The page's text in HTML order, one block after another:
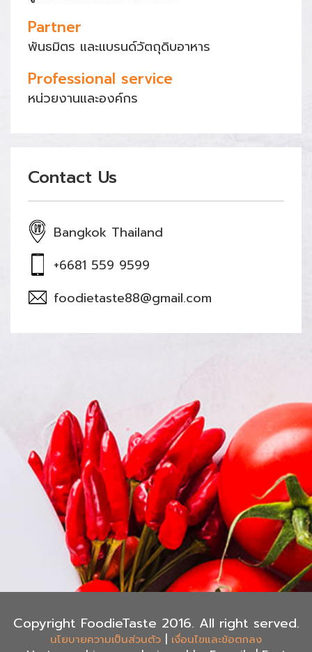
Partner
พันธมิตร และแบรนด์วัตถุดิบอาหาร
Professional service
หน่วยงานและองค์กร
Contact Us
Bangkok Thailand
+6681 559 9599
foodietaste88@gmail.com
Copyright FoodieTaste 2016. All right served.
นโยบายความเป็นส่วนตัว เงื่อนไขและข้อตกลง